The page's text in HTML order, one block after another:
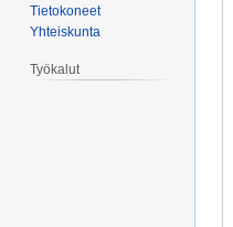
Tietokoneet
Yhteiskunta
Työkalut